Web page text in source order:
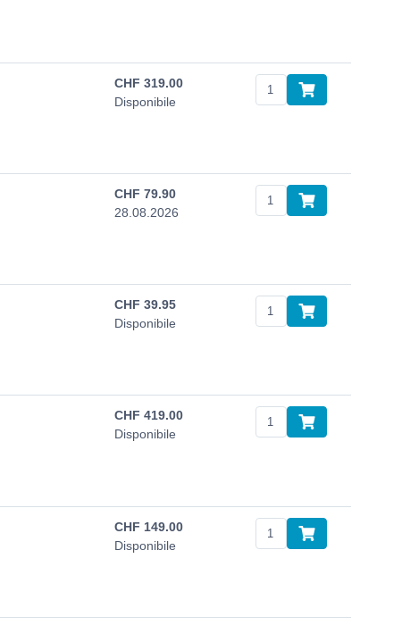
CHF 319.00
Disponibile
CHF 79.90
28.08.2026
CHF 39.95
Disponibile
CHF 419.00
Disponibile
CHF 149.00
Disponibile